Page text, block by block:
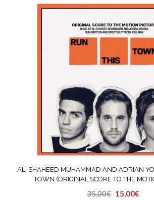
ALI SHAHEED MUHAMMAD AND ADRIAN
TOWN (ORIGINAL SCORE TO THE
35,00€ El
15,00€